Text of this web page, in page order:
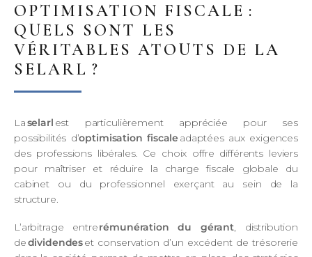
OPTIMISATION FISCALE :
QUELS SONT LES
VÉRITABLES ATOUTS DE LA
SELARL ?
Laselarl est particulièrement appréciée pour ses
possibilités d’optimisation fiscale adaptées aux exigences
des professions libérales. Ce choix offre différents leviers
pour maîtriser et réduire la charge fiscale globale du
cabinet ou du professionnel exerçant au sein de la
structure.
L’arbitrage entrerémunération du gérant, distribution
dedividendeset conservation d’un excédent de trésorerie